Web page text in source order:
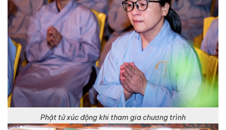
Phật tử xúc động khi tham gia chương trình